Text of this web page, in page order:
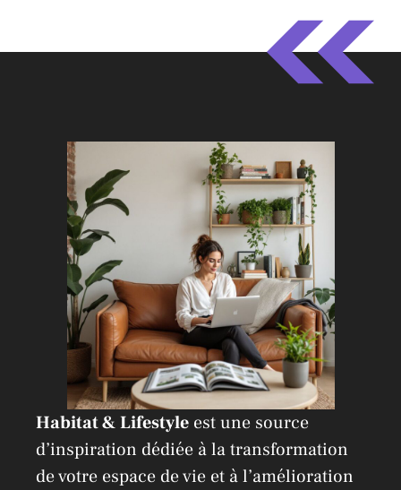
e
Habitat & Lifestyle est une source
d’inspiration dédiée à la transformation
de votre espace de vie et à l’amélioration